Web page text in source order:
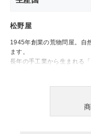
松野屋
1945年創業の荒物問屋。自
ます。
長年の手工業から生まれる